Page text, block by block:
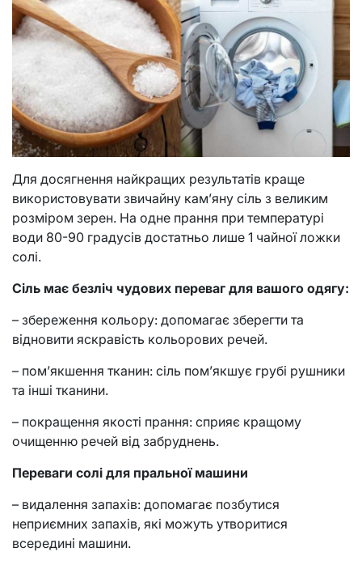
Для досягнення найкращих результатів краще
використовувати звичайну кам’яну сіль з великим
розміром зерен. На одне прання при температурі
води 80-90 градусів достатньо лише 1 чайної ложки
солі.
Сіль має безліч чудових переваг для вашого одягу:
– збереження кольору: допомагає зберегти та
відновити яскравість кольорових речей.
– пом’якшення тканин: сіль пом’якшує грубі рушники
та інші тканини.
– покращення якості прання: сприяє кращому
очищенню речей від забруднень.
Переваги солі для пральної машини
– видалення запахів: допомагає позбутися
неприємних запахів, які можуть утворитися
всередині машини.